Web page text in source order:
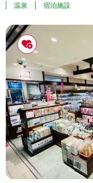
りこま荘によって甦り、
現。源泉は栗駒山の裏
拝登山者の疲れを癒し
漂わせながら、300年
体も心にもしみ渡り...
温泉 宿泊施設